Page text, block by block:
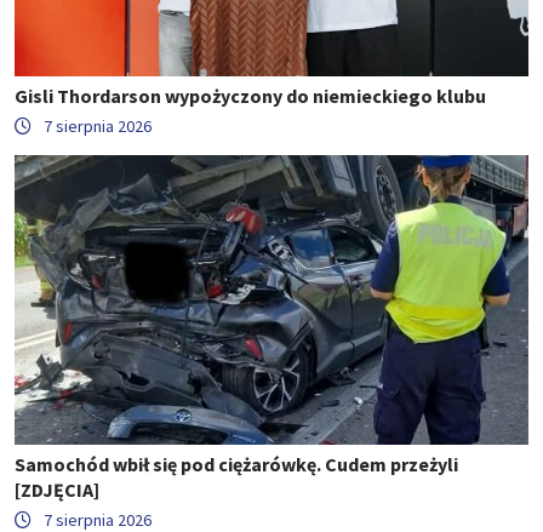
Gisli Thordarson wypożyczony do niemieckiego klubu
7 sierpnia 2026
Samochód wbił się pod ciężarówkę. Cudem przeżyli
[ZDJĘCIA]
7 sierpnia 2026